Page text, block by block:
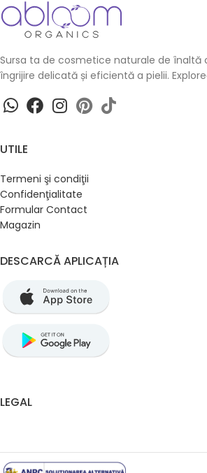
Sursa ta de cosmetice naturale de înaltă
îngrijire delicată și eficientă a pielii.
UTILE
Termeni şi condiţii
Confidenţialitate
Formular Contact
Magazin
DESCARCĂ APLICAȚIA
LEGAL